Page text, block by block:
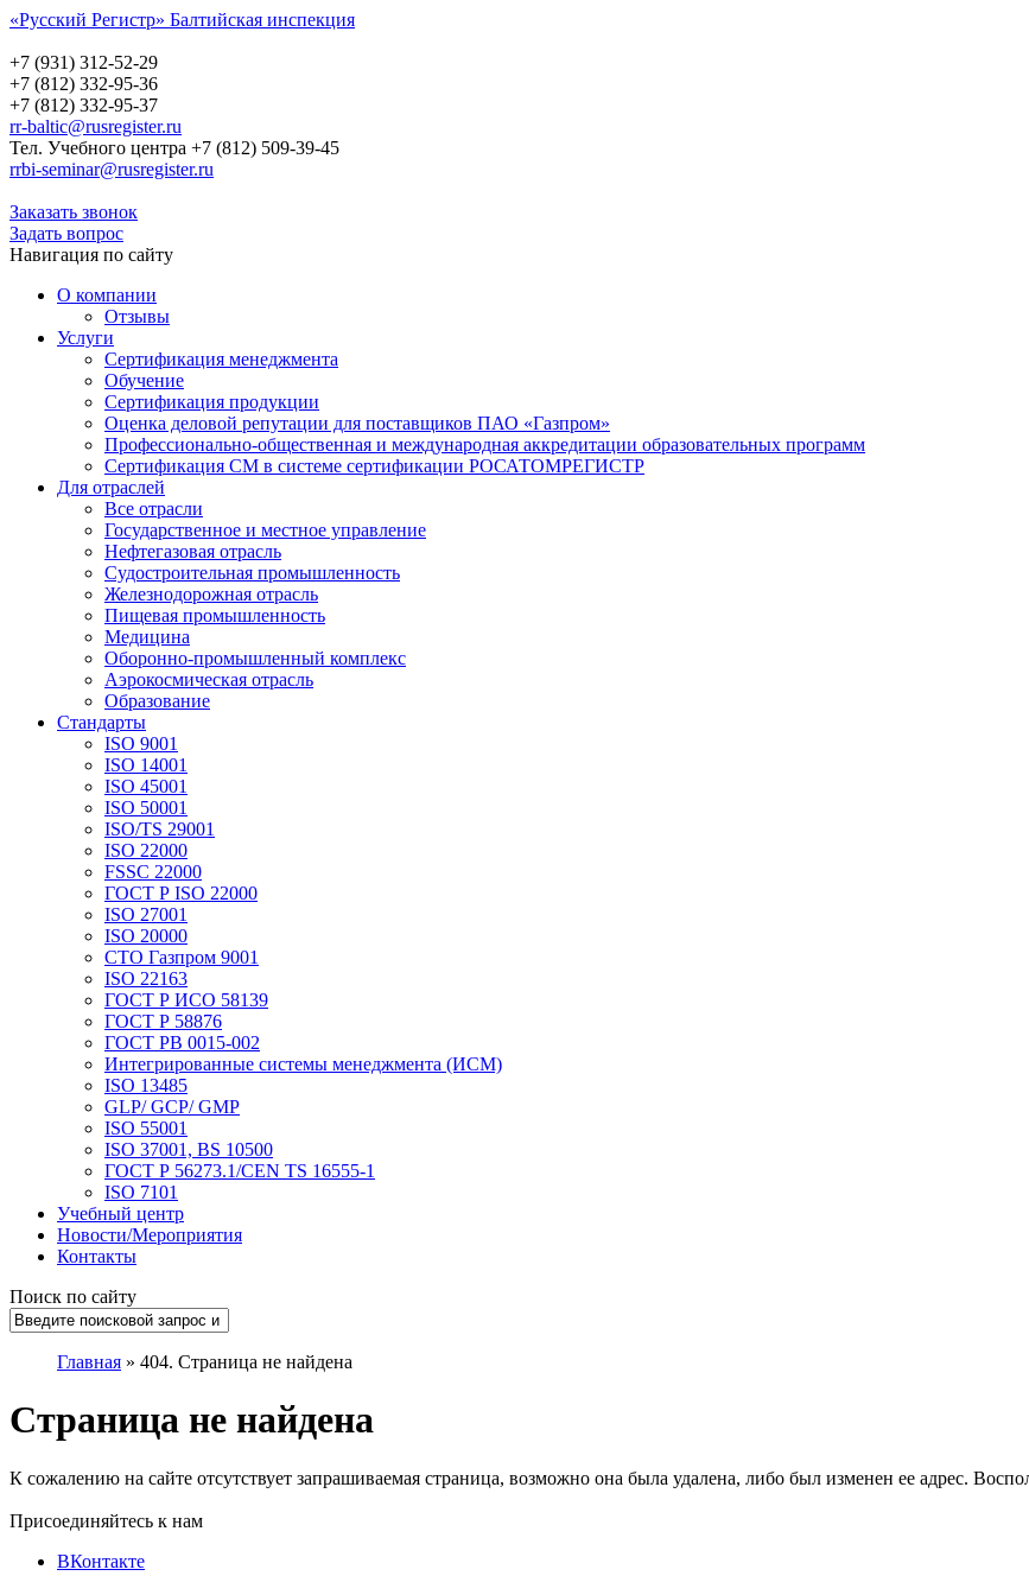
«Русский Регистр» Балтийская инспекция
+7 (931) 312-52-29
+7 (812) 332-95-36
+7 (812) 332-95-37
rr-baltic@rusregister.ru
Тел. Учебного центра +7 (812) 509-39-45
rrbi-seminar@rusregister.ru
Заказать звонок
Задать вопрос
Навигация по сайту
О компании
Отзывы
Услуги
Сертификация менеджмента
Обучение
Сертификация продукции
Оценка деловой репутации для поставщиков ПАО «Газпром»
Профессионально-общественная и международная аккредитации образовательных программ
Сертификация СМ в системе сертификации РОСАТОМРЕГИСТР
Для отраслей
Все отрасли
Государственное и местное управление
Нефтегазовая отрасль
Судостроительная промышленность
Железнодорожная отрасль
Пищевая промышленность
Медицина
Оборонно-промышленный комплекс
Аэрокосмическая отрасль
Образование
Стандарты
ISO 9001
ISO 14001
ISO 45001
ISO 50001
ISO/TS 29001
ISO 22000
FSSC 22000
ГОСТ Р ISO 22000
ISO 27001
ISO 20000
СТО Газпром 9001
ISO 22163
ГОСТ Р ИСО 58139
ГОСТ Р 58876
ГОСТ РВ 0015-002
Интегрированные системы менеджмента (ИСМ)
ISO 13485
GLP/ GCP/ GMP
ISO 55001
ISO 37001, BS 10500
ГОСТ Р 56273.1/CEN TS 16555-1
ISO 7101
Учебный центр
Новости/Мероприятия
Контакты
Поиск по сайту
Главная » 404. Страница не найдена
Страница не найдена
К сожалению на сайте отсутствует запрашиваемая страница, возможно она была удалена, либо был изменен ее адрес.
Присоединяйтесь к нам
ВКонтакте